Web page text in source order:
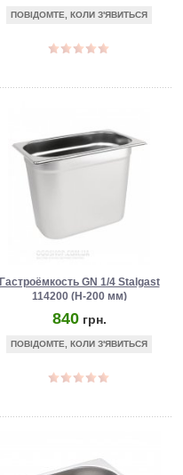
ПОВІДОМТЕ, КОЛИ З'ЯВИТЬСЯ
Гастроёмкость GN 1/4 Stalgast
114200 (Н-200 мм)
840 грн.
ПОВІДОМТЕ, КОЛИ З'ЯВИТЬСЯ